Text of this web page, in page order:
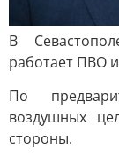
В
работает ПВО
По
воздушных
стороны.